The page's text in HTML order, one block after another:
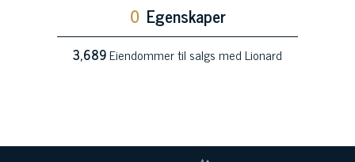
0 Egenskaper
3,689Eiendommer til salgs med Lionard